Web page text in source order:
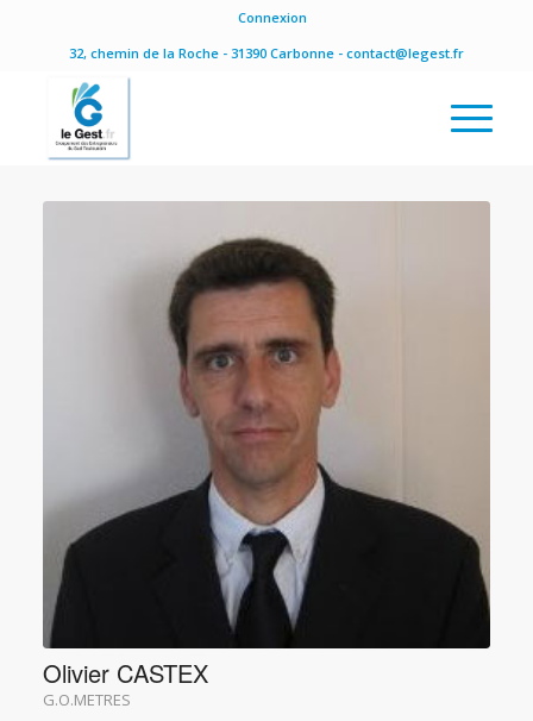
Connexion
32, chemin de la Roche - 31390 Carbonne - contact@legest.fr
Olivier CASTEX
G.O.METRES